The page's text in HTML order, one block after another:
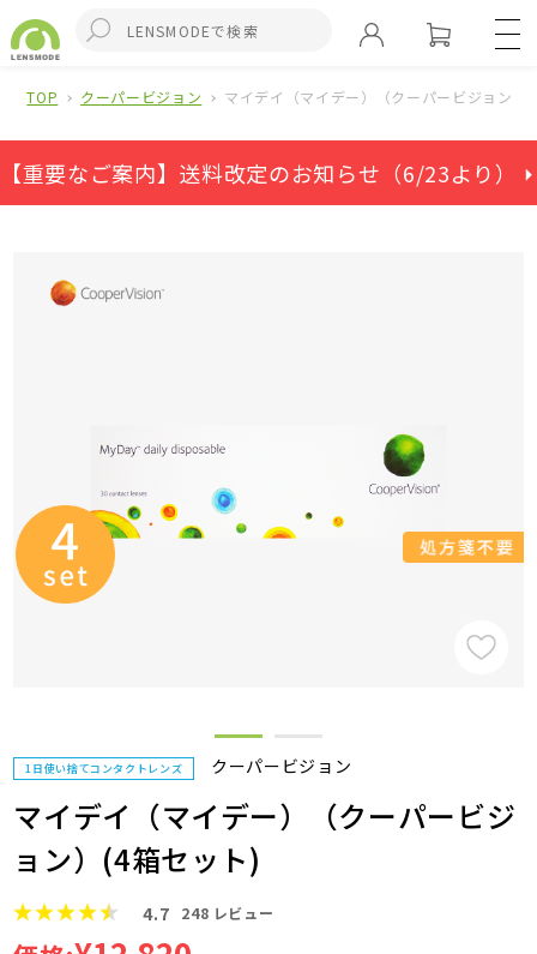
TOP クーパービジョン マイデイ（マイデー）（クーパービジョン）
【重要なご案内】送料改定のお知らせ（6/23より） ⏵
1日使い捨てコンタクトレンズ クーパービジョン
マイデイ（マイデー）（クーパービジ
ョン）(4箱セット)
4.7 248 レビュー